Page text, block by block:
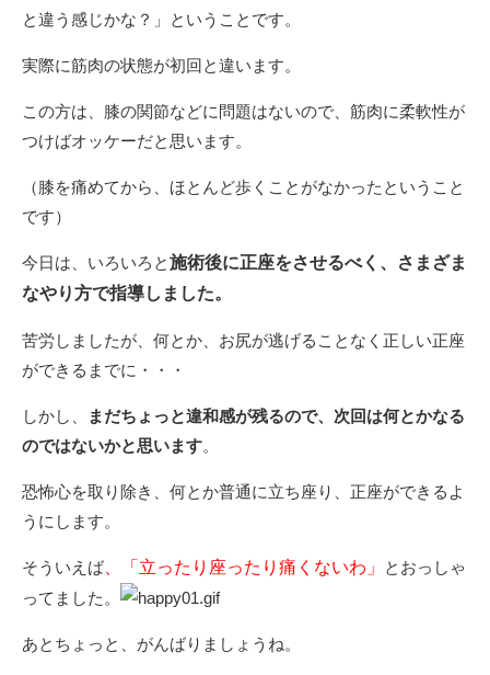
と違う感じかな？」ということです。
実際に筋肉の状態が初回と違います。
この方は、膝の関節などに問題はないので、筋肉に柔軟性が
つけばオッケーだと思います。
（膝を痛めてから、ほとんど歩くことがなかったということ
です）
今日は、いろいろと施術後に正座をさせるべく、さまざま
なやり方で指導しました。
苦労しましたが、何とか、お尻が逃げることなく正しい正座
ができるまでに・・・
しかし、
まだちょっと違和感が残るので、次回は何とかなる
のではないかと思います。
恐怖心を取り除き、何とか普通に立ち座り、正座ができるよ
うにします。
そういえば、「立ったり座ったり痛くないわ」
とおっしゃ
ってました。
あとちょっと、がんばりましょうね。